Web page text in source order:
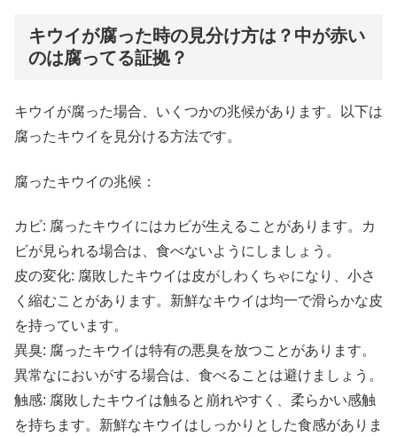
キウイが腐った時の見分け方は？中が赤い
のは腐ってる証拠？
キウイが腐った場合、いくつかの兆候があります。以下は
腐ったキウイを見分ける方法です。
腐ったキウイの兆候：
カビ: 腐ったキウイにはカビが生えることがあります。カ
ビが見られる場合は、食べないようにしましょう。
皮の変化: 腐敗したキウイは皮がしわくちゃになり、小さ
く縮むことがあります。新鮮なキウイは均一で滑らかな皮
を持っています。
異臭: 腐ったキウイは特有の悪臭を放つことがあります。
異常なにおいがする場合は、食べることは避けましょう。
触感: 腐敗したキウイは触ると崩れやすく、柔らかい感触
を持ちます。新鮮なキウイはしっかりとした食感がありま